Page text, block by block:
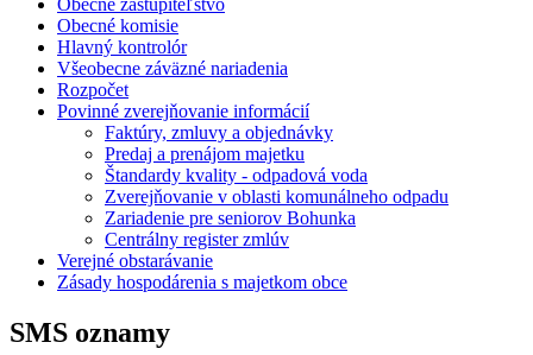
Obecné zastupiteľstvo
Obecné komisie
Hlavný kontrolór
Všeobecne záväzné nariadenia
Rozpočet
Povinné zverejňovanie informácií
Faktúry, zmluvy a objednávky
Predaj a prenájom majetku
Štandardy kvality - odpadová voda
Zverejňovanie v oblasti komunálneho odpadu
Zariadenie pre seniorov Bohunka
Centrálny register zmlúv
Verejné obstarávanie
Zásady hospodárenia s majetkom obce
SMS oznamy